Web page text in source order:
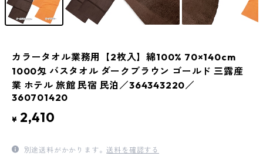
カラータオル業務用【2枚入】綿100% 70×140cm
1000匁 バスタオル ダークブラウン ゴールド 三露産
業 ホテル 旅館 民宿 民泊／364343220／
360701420
¥ 2,410
別途送料がかかります。送料を確認する